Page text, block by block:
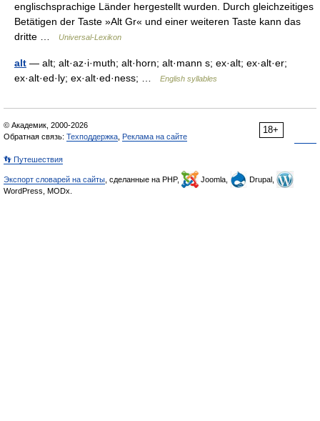
englischsprachige Länder hergestellt wurden. Durch gleichzeitiges
Betätigen der Taste »Alt Gr« und einer weiteren Taste kann das
dritte …
Universal-Lexikon
alt — alt; alt·az·i·muth; alt·horn; alt·mann s; ex·alt; ex·alt·er;
ex·alt·ed·ly; ex·alt·ed·ness; …
English syllables
18+
© Академик, 2000-2026
Обратная связь: Техподдержка Реклама на сайте
👣 Путешествия
Экспорт словарей на сайты , сделанные на PHP, Joomla,
Drupal,
WordPress, MODx.